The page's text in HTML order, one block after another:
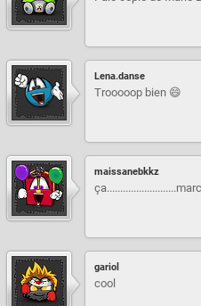
Lena.danse
Trooooop bien 😄
maissanebkkz
gariol
cool